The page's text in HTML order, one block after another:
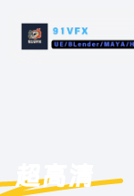
超高清